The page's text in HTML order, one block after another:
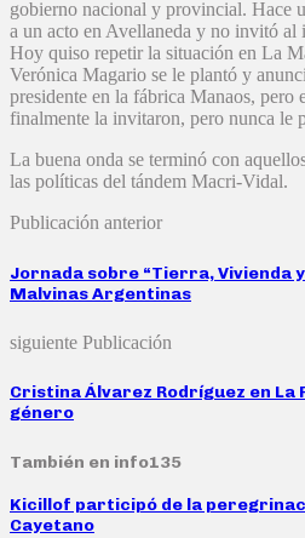
gobierno nacional y provincial. Hace
a un acto en Avellaneda y no invitó al
Hoy quiso repetir la situación en La
Verónica Magario se le plantó y
presidente en la fábrica Manaos, pero
finalmente la invitaron, pero nunca le
La buena onda se terminó con
las políticas del tándem Macri-Vidal.
Publicación anterior
Jornada sobre “Tierra, Vivienda
Malvinas Argentinas
siguiente Publicación
Cristina Álvarez Rodríguez en La
género
También en info135
Kicillof participó de la
Cayetano